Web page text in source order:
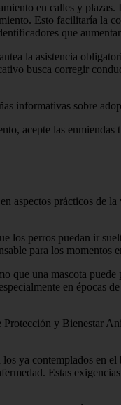
en calles y
Esto facilitaría la
que
la asistencia
busca corregir
informativas sobre
acepte las
aspectos prácticos
los perros puedan ir
para los momentos
que una mascota
en épocas
y Bienestar
los ya contemplados en
Estas